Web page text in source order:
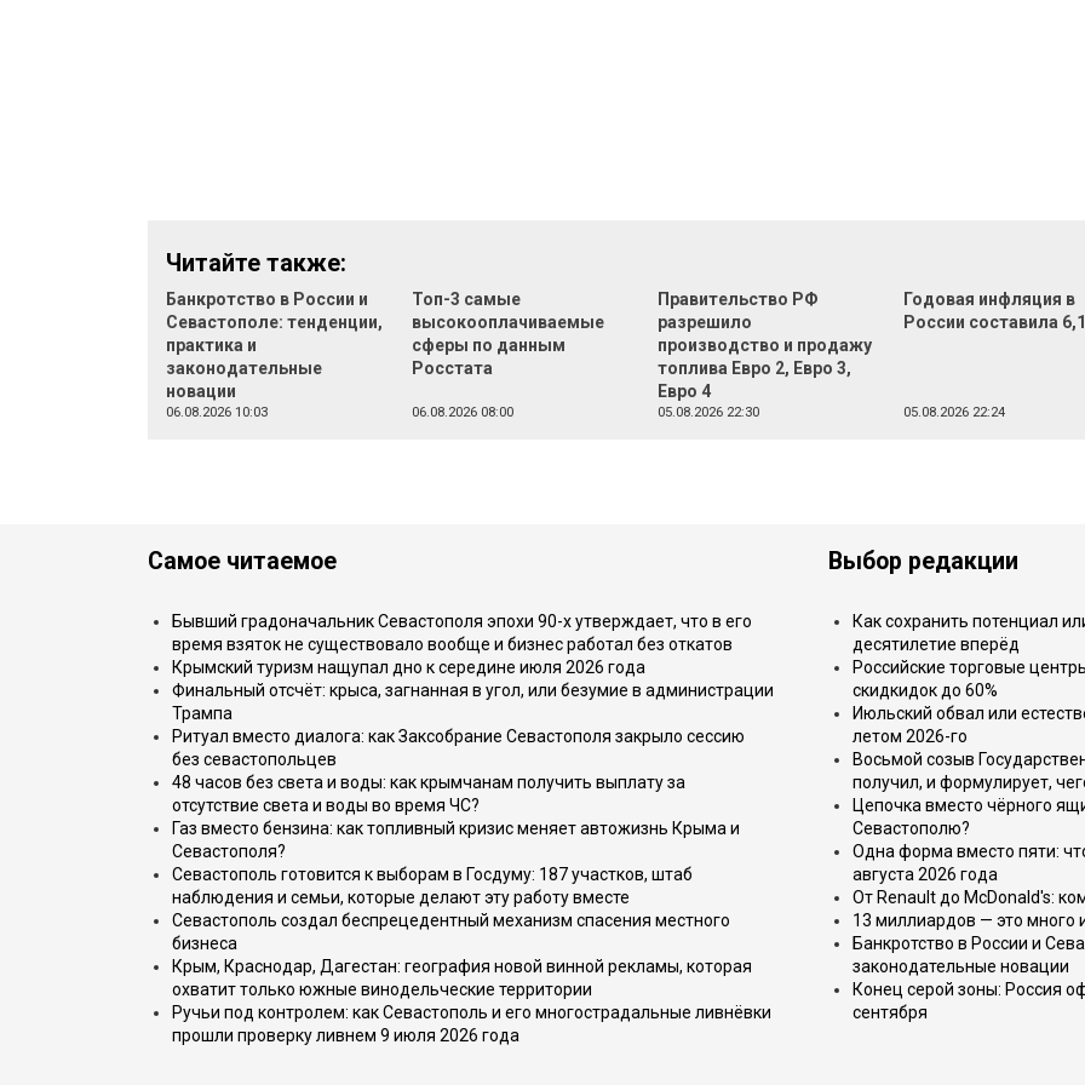
Читайте также:
Банкротство в России и
Севастополе: тенденции,
практика и
законодательные
новации
06.08.2026 10:03
Топ-3 самые
высокооплачиваемые
сферы по данным
Росстата
06.08.2026 08:00
Правительство РФ
разрешило
производство и продажу
топлива Евро 2, Евро 3,
Евро 4
05.08.2026 22:30
Годовая инфляция в
России составила
05.08.2026 22:24
Самое читаемое
Бывший градоначальник Севастополя эпохи 90-х утверждает, что в его
время взяток не существовало вообще и бизнес работал без откатов
Крымский туризм нащупал дно к середине июля 2026 года
Финальный отсчёт: крыса, загнанная в угол, или безумие в администрации
Трампа
Ритуал вместо диалога: как Заксобрание Севастополя закрыло сессию
без севастопольцев
48 часов без света и воды: как крымчанам получить выплату за
отсутствие света и воды во время ЧС?
Газ вместо бензина: как топливный кризис меняет автожизнь Крыма и
Севастополя?
Севастополь готовится к выборам в Госдуму: 187 участков, штаб
наблюдения и семьи, которые делают эту работу вместе
Севастополь создал беспрецедентный механизм спасения местного
бизнеса
Крым, Краснодар, Дагестан: география новой винной рекламы, которая
охватит только южные винодельческие территории
Ручьи под контролем: как Севастополь и его многострадальные ливнёвки
прошли проверку ливнем 9 июля 2026 года
Выбор редакции
Как сохранить потенциал
десятилетие вперёд
Российские торговые
скидкидок до 60%
Июльский обвал или
летом 2026-го
Восьмой созыв
получил, и формулирует,
Цепочка вместо чёрного
Севастополю?
Одна форма вместо пяти:
августа 2026 года
От Renault до McDonald's:
13 миллиардов — это много
Банкротство в России и
законодательные новации
Конец серой зоны: Россия
сентября